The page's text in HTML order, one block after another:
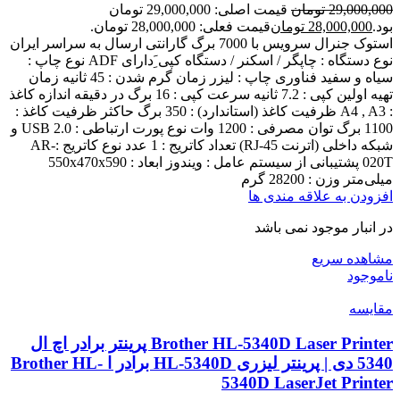
29,000,000 تومان
قیمت اصلی: 29,000,000 تومان
بود.28,000,000 تومانقیمت فعلی: 28,000,000 تومان.
استوک جنرال سرویس با 7000 برگ گارانتی ارسال به سراسر ایران
نوع دستگاه : چاپگر / اسکنر / دستگاه کپی َِدارای ADF نوع چاپ :
سیاه و سفید فناوری چاپ : لیزر زمان گرم شدن : 45 ثانیه زمان
تهیه اولین کپی : 7.2 ثانیه سرعت کپی : 16 برگ در دقیقه اندازه کاغذ
: A4 , A3 ظرفیت کاغذ (استاندارد) : 350 برگ حاکثر ظرفیت کاغذ :
1100 برگ توان مصرفی : 1200 وات نوع پورت ارتباطی : USB 2.0 و
شبکه داخلی (اترنت RJ-45) تعداد کاتریج : 1 عدد نوع کاتریج :AR-
020T پشتیبانی از سیستم عامل : ویندوز ابعاد : 550x470x590
میلی‌متر وزن : 28200 گرم
افزودن به علاقه مندی ها
در انبار موجود نمی باشد
مشاهده سریع
ناموجود
مقایسه
Brother HL-5340D Laser Printer پرینتر برادر اچ ال
5340 دی | پرینتر لیزری HL-5340D برادر ا Brother HL-
5340D LaserJet Printer